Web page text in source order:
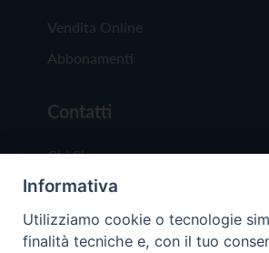
Vendita Online
Abbonamenti
Contatti
Chi Siamo
Redazione
Scrivici
Informativa
Utilizziamo cookie o tecnologie
finalità tecniche e, con il tuo